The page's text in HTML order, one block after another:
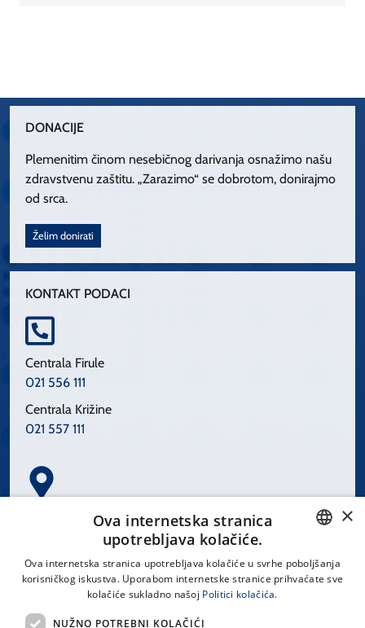
DONACIJE
Plemenitim činom nesebičnog darivanja osnažimo našu
zdravstvenu zaštitu. „Zarazimo“ se dobrotom, donirajmo
od srca.
Želim donirati
KONTAKT PODACI
Centrala Firule
021 556 111
Centrala Križine
021 557 111
Spinčićeva 1, 21000 Split
CROATIAN
×
Ova internetska stranica
upotrebljava kolačiće.
Ova internetska stranica upotrebljava kolačiće u svrhe poboljšanja
korisničkog iskustva. Uporabom internetske stranice prihvaćate sve
kolačiće sukladno našoj Politici kolačića.
NUŽNO POTREBNI KOLAČIĆI